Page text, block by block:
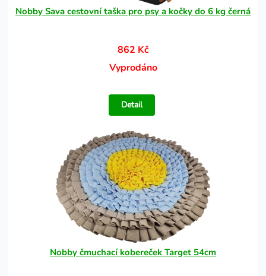
Nobby Sava cestovní taška pro psy a kočky do 6 kg černá
862 Kč
Vyprodáno
Detail
Nobby čmuchací kobereček Target 54cm